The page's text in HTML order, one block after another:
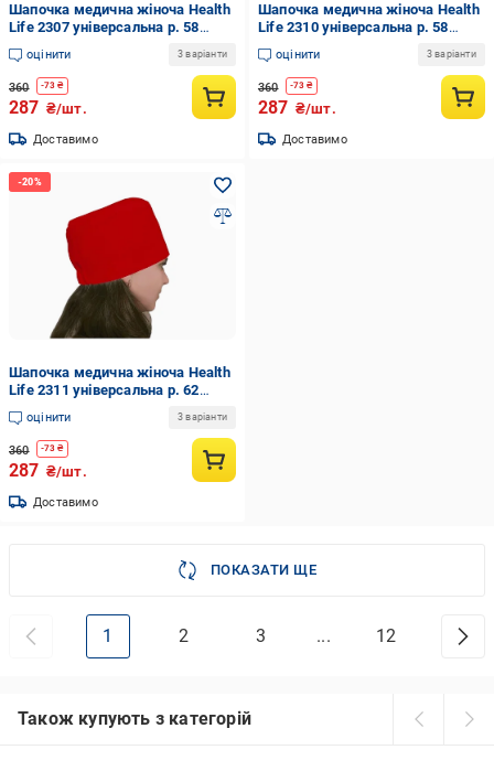
Шапочка медична жіноча Health
Life 2307 універсальна р. 58
Синій (21-114-2307.58)
оцінити 3 варіанти
360 -73 ₴
287 ₴/шт.
Доставимо
Шапочка медична жіноча Health
Life 2310 універсальна р. 58
Бордовий (21-114-2310.58)
оцінити 3 варіанти
360 -73 ₴
287 ₴/шт.
Доставимо
Шапочка медична жіноча Health
Life 2311 універсальна р. 62
Червоний (21-114-2311.62)
оцінити 3 варіанти
360 -73 ₴
287 ₴/шт.
Доставимо
ПОКАЗАТИ ЩЕ
1 2 3 ... 12
Також купують з категорій